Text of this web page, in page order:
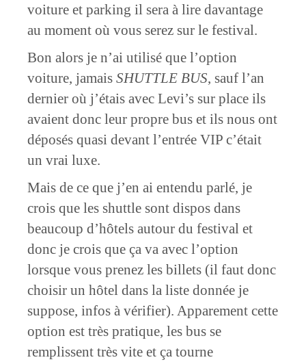
voiture et parking il sera à lire davantage
au moment où vous serez sur le festival.
Bon alors je n’ai utilisé que l’option
voiture, jamaisSHUTTLE BUS, sauf l’an
dernier où j’étais avec Levi’s sur place ils
avaient donc leur propre bus et ils nous ont
déposés quasi devant l’entrée VIP c’était
un vrai luxe.
Mais de ce que j’en ai entendu parlé, je
crois que les shuttle sont dispos dans
beaucoup d’hôtels autour du festival et
donc je crois que ça va avec l’option
lorsque vous prenez les billets (il faut donc
choisir un hôtel dans la liste donnée je
suppose, infos à vérifier). Apparement cette
option est très pratique, les bus se
remplissent très vite et ça tourne